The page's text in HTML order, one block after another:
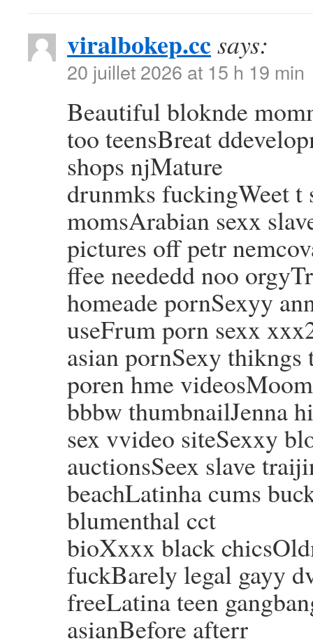
viralbokep.ccsays:
20 juillet 2026 at 15 h 19 min
Beautiful bloknde
too teensBreat
shops njMature
drunmks fuckingWeet
momsArabian sexx
pictures off petr
ffee neededd noo
homeade pornSexyy
useFrum porn sexx
asian pornSexy thikngs
poren hme
bbbw thumbnailJenna
sex vvideo siteSexxy
auctionsSeex slave
beachLatinha cums
blumenthal cct
bioXxxx black
fuckBarely legal gayy
freeLatina teen
asianBefore afterr